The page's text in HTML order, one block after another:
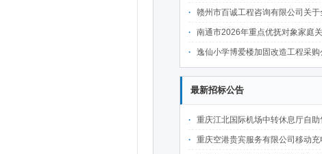
赣州市百诚工程咨询有限公司关于全南县教育体育局全南县高级职业技术学校整体迁建南校区实训基地项目二次装修及设备采购项目-监控设备（国内货物）分散采购项目（项目编号：GZBC2026-QN-X001品目五）的（不见面
南通市2026年重点优抚对象家庭关爱宜居工程施工项目
逸仙小学博爱楼加固改造工程采购
最新招标公告
重庆江北国际机场中转休息厅自助售卖机点位公开招
重庆空港贵宾服务有限公司移动充电宝点位资源公开